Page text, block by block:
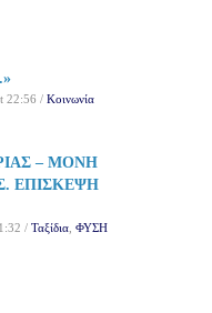
22:56 / Κοινωνία
– ΜΟΝΗ
ΕΠΙΣΚΕΨΗ
/ Ταξίδια ΦΥΣΗ